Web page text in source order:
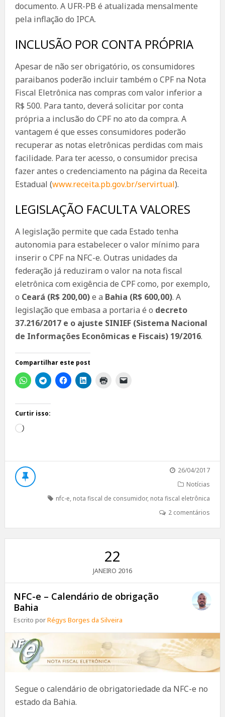
documento. A UFR-PB é atualizada mensalmente
pela inflação do IPCA.
INCLUSÃO POR CONTA PRÓPRIA
Apesar de não ser obrigatório, os consumidores
paraibanos poderão incluir também o CPF na Nota
Fiscal Eletrônica nas compras com valor inferior a
R$ 500. Para tanto, deverá solicitar por conta
própria a inclusão do CPF no ato da compra. A
vantagem é que esses consumidores poderão
recuperar as notas eletrônicas perdidas com mais
facilidade. Para ter acesso, o consumidor precisa
fazer antes o credenciamento na página da Receita
Estadual (www.receita.pb.gov.br/servirtual).
LEGISLAÇÃO FACULTA VALORES
A legislação permite que cada Estado tenha
autonomia para estabelecer o valor mínimo para
inserir o CPF na NFC-e. Outras unidades da
federação já reduziram o valor na nota fiscal
eletrônica com exigência de CPF como, por exemplo,
o Ceará (R$ 200,00)e a Bahia (R$ 600,00). A
legislação que embasa a portaria é o decreto
37.216/2017 e o ajuste SINIEF (Sistema Nacional
de Informações Econômicas e Fiscais) 19/2016.
Compartilhar este post
Curtir isso:
Carregando...
26/04/2017
Notícias
nfc-e, nota fiscal de consumidor, nota fiscal eletrônica
2 comentários
22
JANEIRO 2016
NFC-e – Calendário de obrigação
Bahia
Escrito porRégys Borges da Silveira
Segue o calendário de obrigatoriedade da NFC-e no
estado da Bahia.